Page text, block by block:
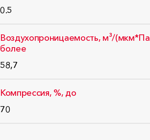
0.5
Воздухопроницаемость, м³/
более
58,7
Компрессия, %, до
70